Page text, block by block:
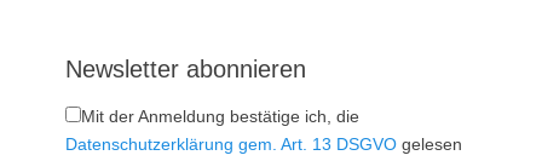
Newsletter abonnieren
Mit der Anmeldung bestätige ich, die
Datenschutzerklärung gem. Art. 13 DSGVO gelesen